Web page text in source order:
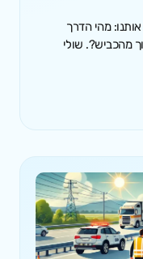
מהי הדרך
מהכביש?. שולי